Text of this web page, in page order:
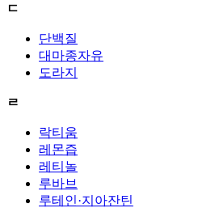
ㄷ
단백질
대마종자유
도라지
ㄹ
락티움
레몬즙
레티놀
루바브
루테인·지아잔틴